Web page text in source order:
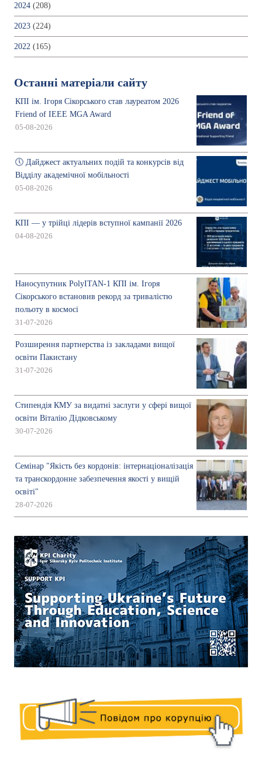
2024 (208)
2023 (224)
2022 (165)
Останні матеріали сайту
КПІ ім. Ігоря Сікорського став лауреатом 2026
Friend of IEEE MGA Award
05-08-2026
🕔 Дайджест актуальних подій та конкурсів від
Відділу академічної мобільності
05-08-2026
КПІ — у трійці лідерів вступної кампанії 2026
04-08-2026
Наносупутник PolyITAN-1 КПІ ім. Ігоря
Сікорського встановив рекорд за тривалістю
польоту в космосі
31-07-2026
Розширення партнерства із закладами вищої
освіти Пакистану
31-07-2026
Стипендія КМУ за видатні заслуги у сфері вищої
освіти Віталію Дідковському
30-07-2026
Семінар "Якість без кордонів: інтернаціоналізація
та транскордонне забезпечення якості у вищій
освіті"
28-07-2026